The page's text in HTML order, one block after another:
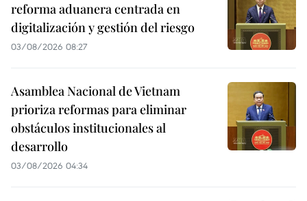
reforma aduanera centrada en
digitalización y gestión del riesgo
03/08/2026 08:27
Asamblea Nacional de Vietnam
prioriza reformas para eliminar
obstáculos institucionales al
desarrollo
03/08/2026 04:34